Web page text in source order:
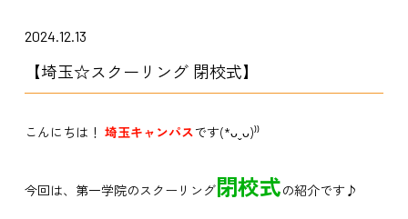
2024.12.13
【埼玉☆スクーリング 閉校式】
こんにちは！ 埼玉キャンパスです(*ᴗˬᴗ)⁾⁾
今回は、第一学院のスクーリング閉校式の紹介です♪